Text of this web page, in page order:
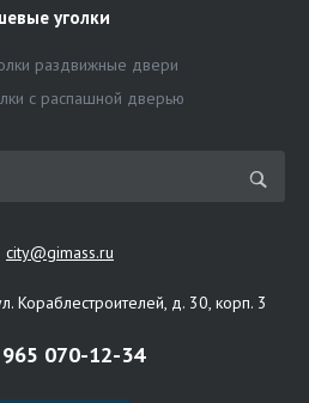
уголки
раздвижные двери
с распашной дверью
city@gimass.ru
Кораблестроителей, д. 30, корп. 3
965 070-12-34